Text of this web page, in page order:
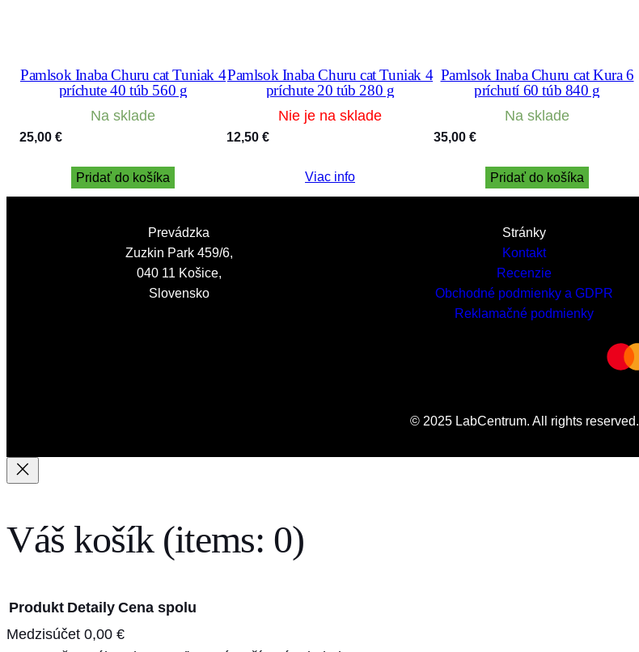
Pamlsok Inaba Churu cat Tuniak 4
príchute 40 túb 560 g
Na sklade
25,00 €
Pridať do košíka
Pamlsok Inaba Churu cat Tuniak 4
príchute 20 túb 280 g
Nie je na sklade
12,50 €
Viac info
Pamlsok Inaba Churu cat Kura 6
príchutí 60 túb 840 g
Na sklade
35,00 €
Pridať do košíka
Prevádzka
Zuzkin Park 459/6,
040 11 Košice,
Slovensko
Stránky
Kontakt
Recenzie
Obchodné podmienky a GDPR
Reklamačné podmienky
© 2025 LabCentrum. All rights reserved.
Váš košík (items: 0)
Produkt Detaily Cena spolu
Medzisúčet 0,00 €